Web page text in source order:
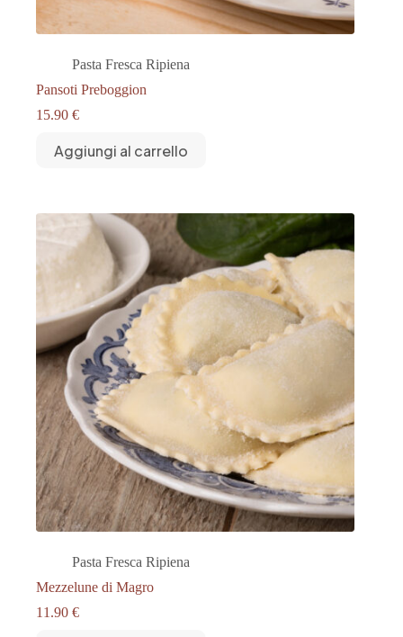
Pasta Fresca Ripiena
Pansoti Preboggion
15.90 €
Aggiungi al carrello
Pasta Fresca Ripiena
Mezzelune di Magro
11.90 €